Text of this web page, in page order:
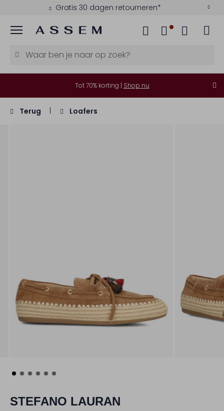
Gratis 30 dagen retourneren*
Menu
Tot 70% korting | Shop nu
Terug Loafers
STEFANO LAURAN